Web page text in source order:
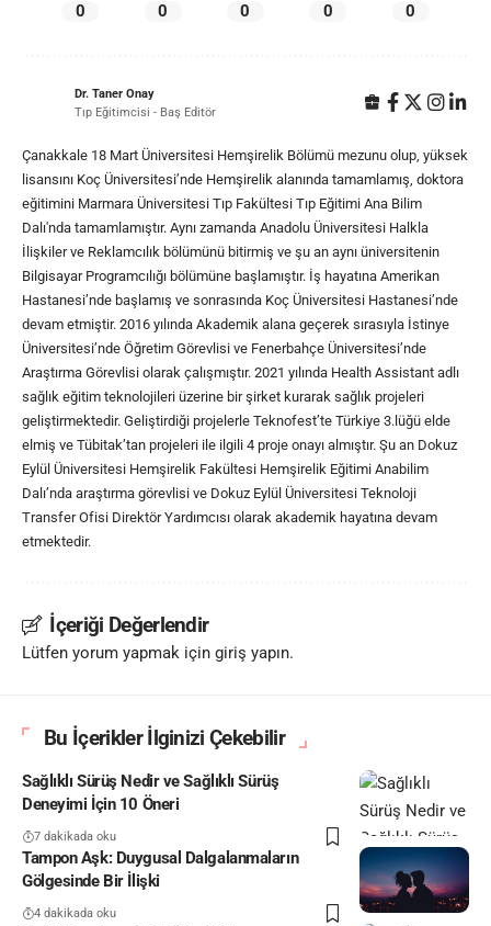
0 0 0 0 0
Dr. Taner Onay
Tıp Eğitimcisi - Baş Editör
Çanakkale 18 Mart Üniversitesi Hemşirelik Bölümü mezunu olup, yüksek
lisansını Koç Üniversitesi’nde Hemşirelik alanında tamamlamış, doktora
eğitimini Marmara Üniversitesi Tıp Fakültesi Tıp Eğitimi Ana Bilim
Dalı'nda tamamlamıştır. Aynı zamanda Anadolu Üniversitesi Halkla
İlişkiler ve Reklamcılık bölümünü bitirmiş ve şu an aynı üniversitenin
Bilgisayar Programcılığı bölümüne başlamıştır. İş hayatına Amerikan
Hastanesi’nde başlamış ve sonrasında Koç Üniversitesi Hastanesi’nde
devam etmiştir. 2016 yılında Akademik alana geçerek sırasıyla İstinye
Üniversitesi’nde Öğretim Görevlisi ve Fenerbahçe Üniversitesi’nde
Araştırma Görevlisi olarak çalışmıştır. 2021 yılında Health Assistant adlı
sağlık eğitim teknolojileri üzerine bir şirket kurarak sağlık projeleri
geliştirmektedir. Geliştirdiği projelerle Teknofest’te Türkiye 3.lüğü elde
elmiş ve Tübitak’tan projeleri ile ilgili 4 proje onayı almıştır. Şu an Dokuz
Eylül Üniversitesi Hemşirelik Fakültesi Hemşirelik Eğitimi Anabilim
Dalı’nda araştırma görevlisi ve Dokuz Eylül Üniversitesi Teknoloji
Transfer Ofisi Direktör Yardımcısı olarak akademik hayatına devam
etmektedir.
İçeriği Değerlendir
Lütfen yorum yapmak için giriş yapın.
Bu İçerikler İlginizi Çekebilir
Sağlıklı Sürüş Nedir ve Sağlıklı Sürüş
Deneyimi İçin 10 Öneri
7 dakikada oku
Tampon Aşk: Duygusal Dalgalanmaların
Gölgesinde Bir İlişki
4 dakikada oku